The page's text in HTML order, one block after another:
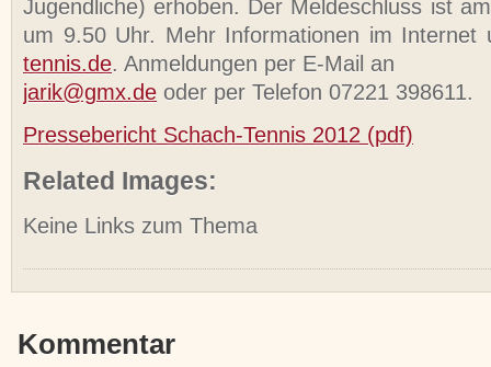
Jugendliche) erhoben. Der Meldeschluss ist
um 9.50 Uhr. Mehr Informationen im
tennis.de. Anmeldungen per E-Mail an
jarik@gmx.de oder per Telefon 07221 398611.
Pressebericht Schach-Tennis 2012 (pdf)
Related Images:
Keine Links zum Thema
Kommentar